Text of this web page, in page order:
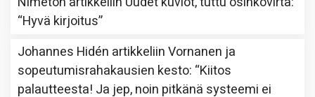
“Hyvä kirjoitus”
Johannes Hidén artikkeliinVornanen ja
sopeutumisrahakausien kesto: “Kiitos
palautteesta! Ja jep, noin pitkänä systeemi ei